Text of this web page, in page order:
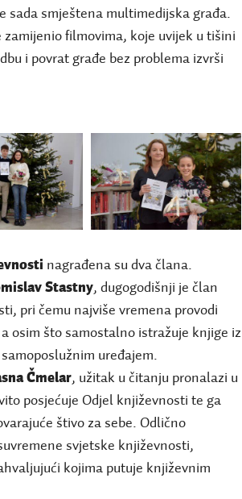
sada smještena multimedijska građa.
zamijenio filmovima, koje uvijek u tišini
i povrat građe bez problema izvrši
nagrađena su dva člana.
Stastny, dugogodišnji je član
pri čemu najviše vremena provodi
osim što samostalno istražuje knjige iz
uređajem.
Čmelar, užitak u čitanju pronalazi u
posjećuje Odjel književnosti te ga
štivo za sebe. Odlično
svjetske književnosti,
kojima putuje književnim